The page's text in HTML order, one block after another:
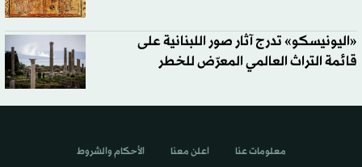
«اليونيسكو» تدرج آثار صور اللبنانية على
قائمة التراث العالمي المعرّض للخطر
معلومات عنا اعلن معنا الأحكام والشروط